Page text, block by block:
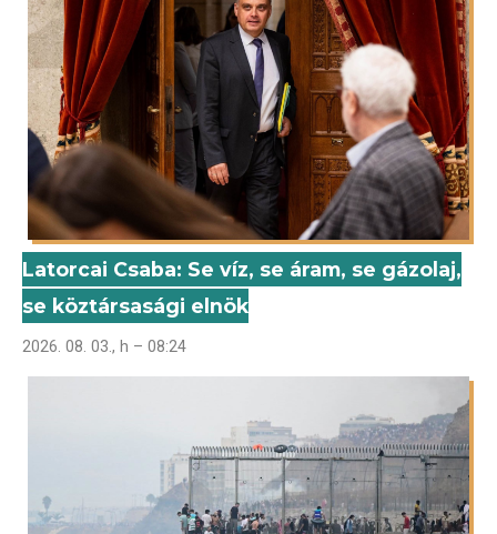
Latorcai Csaba: Se víz, se áram, se gázolaj,
se köztársasági elnök
2026. 08. 03., h – 08:24